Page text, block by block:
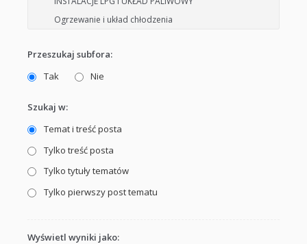
Przeszukaj subfora:
Tak
Nie
Szukaj w:
Temat i treść posta
Tylko treść posta
Tylko tytuły tematów
Tylko pierwszy post tematu
Wyświetl wyniki jako: